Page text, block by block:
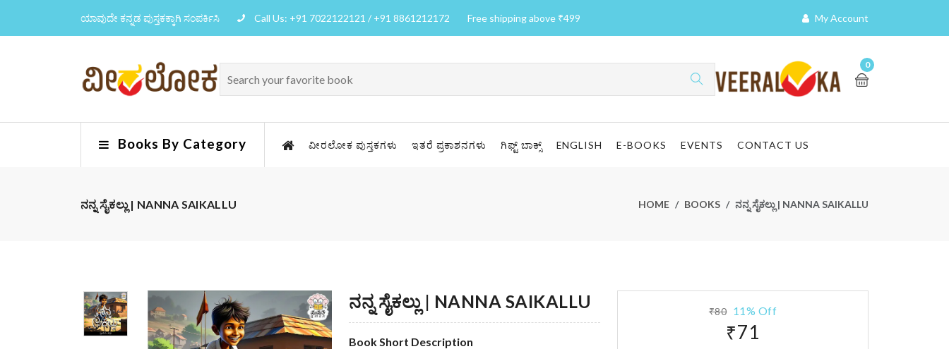
ಯಾವುದೇ ಕನ್ನಡ ಪುಸ್ತಕಕ್ಕಾಗಿ ಸಂಪರ್ಕಿಸಿ Call Us: +91 7022122121 / +91 8861212172 Free shipping above ₹499 My Account
0
Books By Category ವೀರಲೋಕ ಪುಸ್ತಕಗಳು ಇತರೆ ಪ್ರಕಾಶನಗಳು ಗಿಫ್ಟ್ ಬಾಕ್ಸ್ ENGLISH E-BOOKS EVENTS CONTACT US
ನನ್ನ ಸೈಕಲ್ಲು | NANNA SAIKALLU HOME BOOKS ನನ್ನ ಸೈಕಲ್ಲು | NANNA SAIKALLU
ನನ್ನ ಸೈಕಲ್ಲು | NANNA SAIKALLU
Book Short Description
₹80 11% Off
₹71